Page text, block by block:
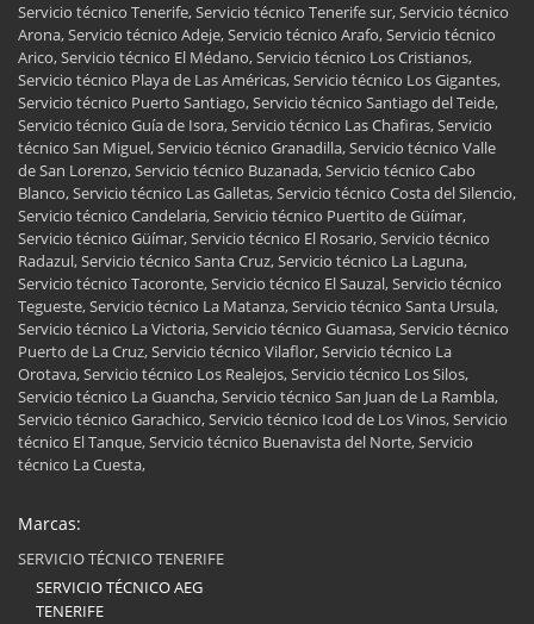
Servicio técnico Tenerife, Servicio técnico Tenerife sur, Servicio técnico
Arona, Servicio técnico Adeje, Servicio técnico Arafo, Servicio técnico
Arico, Servicio técnico El Médano, Servicio técnico Los Cristianos,
Servicio técnico Playa de Las Américas, Servicio técnico Los Gigantes,
Servicio técnico Puerto Santiago, Servicio técnico Santiago del Teide,
Servicio técnico Guía de Isora, Servicio técnico Las Chafiras, Servicio
técnico San Miguel, Servicio técnico Granadilla, Servicio técnico Valle
de San Lorenzo, Servicio técnico Buzanada, Servicio técnico Cabo
Blanco, Servicio técnico Las Galletas, Servicio técnico Costa del Silencio,
Servicio técnico Candelaria, Servicio técnico Puertito de Güímar,
Servicio técnico Güímar, Servicio técnico El Rosario, Servicio técnico
Radazul, Servicio técnico Santa Cruz, Servicio técnico La Laguna,
Servicio técnico Tacoronte, Servicio técnico El Sauzal, Servicio técnico
Tegueste, Servicio técnico La Matanza, Servicio técnico Santa Ursula,
Servicio técnico La Victoria, Servicio técnico Guamasa, Servicio técnico
Puerto de La Cruz, Servicio técnico Vilaflor, Servicio técnico La
Orotava, Servicio técnico Los Realejos, Servicio técnico Los Silos,
Servicio técnico La Guancha, Servicio técnico San Juan de La Rambla,
Servicio técnico Garachico, Servicio técnico Icod de Los Vinos, Servicio
técnico El Tanque, Servicio técnico Buenavista del Norte, Servicio
técnico La Cuesta,
Marcas:
SERVICIO TÉCNICO TENERIFE
SERVICIO TÉCNICO AEG
TENERIFE